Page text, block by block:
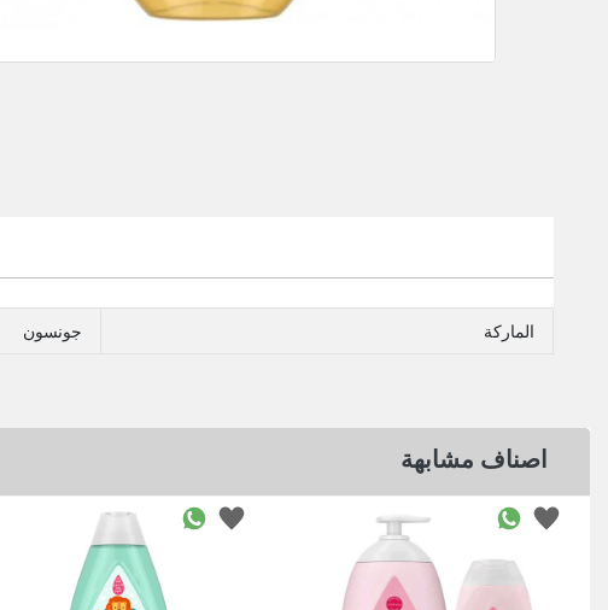
الماركة جونسون
اصناف مشابهة